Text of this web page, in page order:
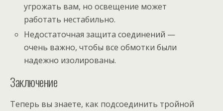
угрожать вам, но освещение может
работать нестабильно.
Недостаточная защита соединений —
очень важно, чтобы все обмотки были
надежно изолированы.
Заключение
Теперь вы знаете, как подсоединить тройной